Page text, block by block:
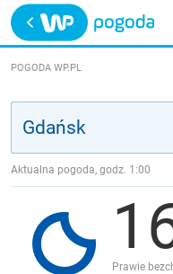
Trwa ładowanie
POLSKA
JAKOŚĆ POWIETRZA
POGODA WP.PL
Aktualna pogoda, godz. 1:00
Prawie